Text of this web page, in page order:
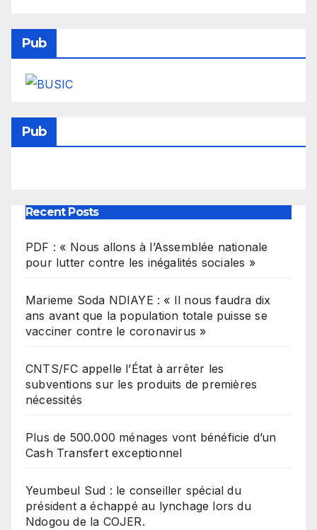
Pub
Pub
Recent Posts
PDF : « Nous allons à l’Assemblée nationale
pour lutter contre les inégalités sociales »
Marieme Soda NDIAYE : « Il nous faudra dix
ans avant que la population totale puisse se
vacciner contre le coronavirus »
CNTS/FC appelle l’État à arrêter les
subventions sur les produits de premières
nécessités
Plus de 500.000 ménages vont bénéficie d’un
Cash Transfert exceptionnel
Yeumbeul Sud : le conseiller spécial du
président a échappé au lynchage lors du
Ndogou de la COJER.